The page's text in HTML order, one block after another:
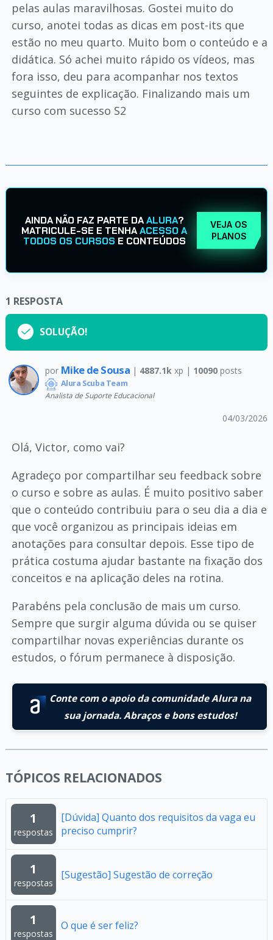
pelas aulas maravilhosas. Gostei muito do
curso, anotei todas as dicas em post-its que
estão no meu quarto. Muito bom o conteúdo e a
didática. Só achei muito rápido os vídeos, mas
fora isso, deu para acompanhar nos textos
seguintes de explicação. Finalizando mais um
curso com sucesso S2
AINDA NÃO FAZ PARTE DAALURA?
MATRICULE-SE E TENHAACESSO A
TODOS OS CURSOS E CONTEÚDOS
VEJA OS
PLANOS
1 RESPOSTA
SOLUÇÃO!
por Mike de Sousa | 4887.1kxp | 10090posts
Alura Scuba Team
Analista de Suporte Educacional
04/03/2026
Olá, Victor, como vai?
Agradeço por compartilhar seu feedback sobre
o curso e sobre as aulas. É muito positivo saber
que o conteúdo contribuiu para o seu dia a dia e
que você organizou as principais ideias em
anotações para consultar depois. Esse tipo de
prática costuma ajudar bastante na fixação dos
conceitos e na aplicação deles na rotina.
Parabéns pela conclusão de mais um curso.
Sempre que surgir alguma dúvida ou se quiser
compartilhar novas experiências durante os
estudos, o fórum permanece à disposição.
Conte com o apoio da comunidade Alura na
sua jornada. Abraços e bons estudos!
TÓPICOS RELACIONADOS
1
respostas
[Dúvida] Quanto dos requisitos da vaga eu
preciso cumprir?
1
respostas
[Sugestão] Sugestão de correção
1
respostas
O que é ser feliz?